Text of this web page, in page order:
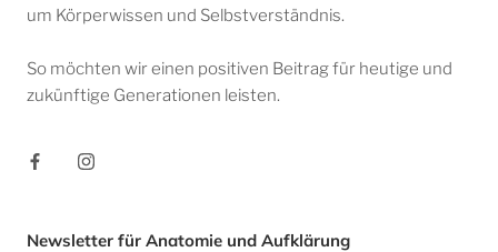
um Körperwissen und Selbstverständnis.
So möchten wir einen positiven Beitrag für heutige und
zukünftige Generationen leisten.
Newsletter für Anatomie und Aufklärung